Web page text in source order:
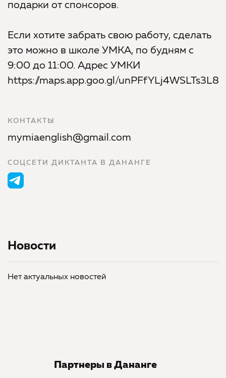
подарки от спонсоров.
Если хотите забрать свою работу, сделать
это можно в школе УМКА, по будням с
9:00 до 11:00. Адрес УМКИ
https://maps.app.goo.gl/unPFfYLj4WSLTs3L8
КОНТАКТЫ
mymiaenglish@gmail.com
СОЦСЕТИ ДИКТАНТА В ДАНАНГЕ
Новости
Нет актуальных новостей
Партнеры в Дананге